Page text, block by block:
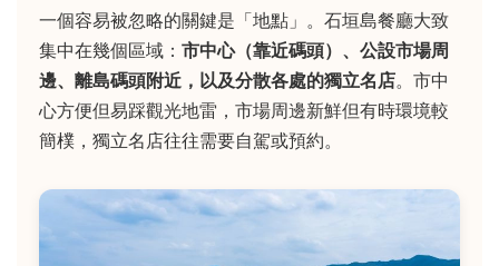
一個容易被忽略的關鍵是「地點」。石垣島餐廳大致
集中在幾個區域： 市中心（靠近碼頭）、公設市場周
邊、離島碼頭附近，以及分散各處的獨立名店。市中
心方便但易踩觀光地雷，市場周邊新鮮但有時環境較
簡樸，獨立名店往往需要自駕或預約。